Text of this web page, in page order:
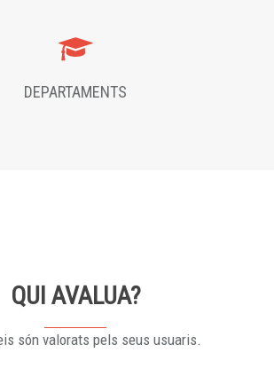
DEPARTAMENTS
QUI AVALUA?
són valorats pels seus usuaris.